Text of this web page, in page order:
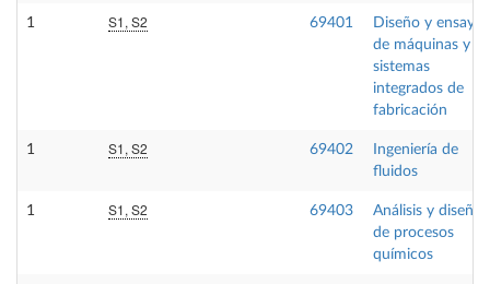
1 S1, S2 69401
Diseño y ensayo
de máquinas y
sistemas
integrados de
fabricación
1 S1, S2 69402
Ingeniería de
fluidos
1 S1, S2 69403
Análisis y diseño
de procesos
químicos